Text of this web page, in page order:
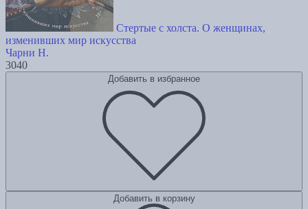
Стертые с холста. О женщинах,
изменивших мир искусства
Чарни Н.
3040
Добавить в избранное
Добавить в корзину